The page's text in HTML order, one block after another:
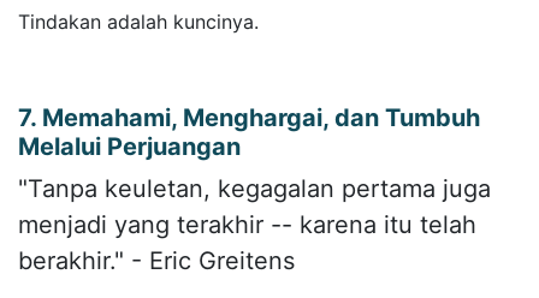
Tindakan adalah kuncinya.
7. Memahami, Menghargai, dan Tumbuh
Melalui Perjuangan
"Tanpa keuletan, kegagalan pertama juga
menjadi yang terakhir -- karena itu telah
berakhir." - Eric Greitens